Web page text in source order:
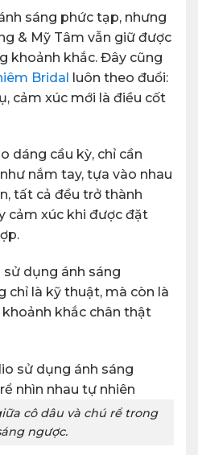
sáng phức tạp, nhưng
& Mỹ Tâm vẫn giữ được
khoảnh khắc. Đây cũng
Bridal luôn theo đuổi:
cảm xúc mới là điều cốt
dáng cầu kỳ, chỉ cần
nắm tay, tựa vào nhau
tất cả đều trở thành
cảm xúc khi được đặt
dụng ánh sáng
chỉ là kỹ thuật, mà còn là
khắc chân thật
cô dâu và chú rể trong
ngược.